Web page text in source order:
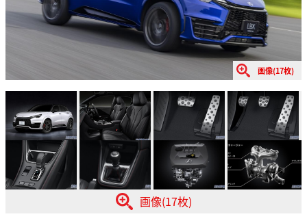
画像(17枚)
画像(17枚)